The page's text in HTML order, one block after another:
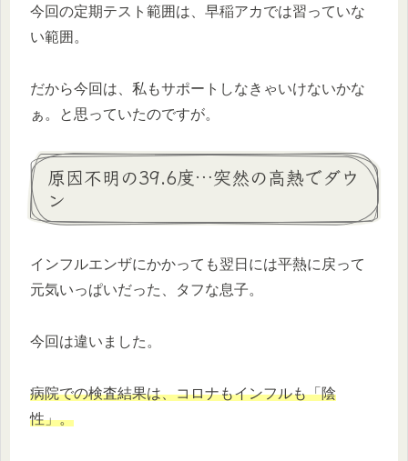
今回の定期テスト範囲は、早稲アカでは習っていな
い範囲。
だから今回は、私もサポートしなきゃいけないかな
ぁ。と思っていたのですが。
原因不明の39.6度…突然の高熱でダウ
ン
インフルエンザにかかっても翌日には平熱に戻って
元気いっぱいだった、タフな息子。
今回は違いました。
病院での検査結果は、コロナもインフルも「陰
性」。